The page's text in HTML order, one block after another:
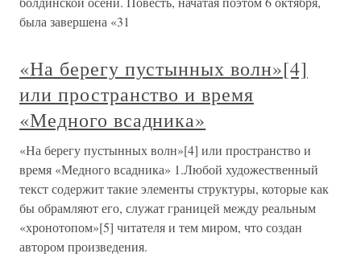
была завершена «31
«На берегу пустынных волн»[4]
или пространство и время
«Медного всадника»
«На берегу пустынных волн»[4] или пространство и
время «Медного всадника» 1.Любой художественный
текст содержит такие элементы структуры, которые как
бы обрамляют его, служат границей между реальным
«хронотопом»[5] читателя и тем миром, что создан
автором произведения.